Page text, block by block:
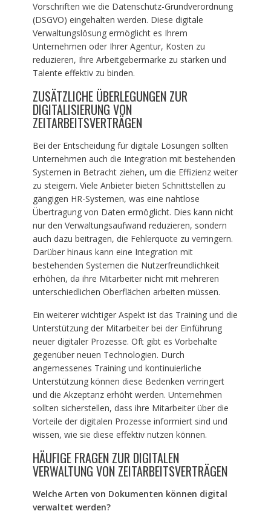
Vorschriften wie die Datenschutz-Grundverordnung
(DSGVO) eingehalten werden. Diese digitale
Verwaltungslösung ermöglicht es Ihrem
Unternehmen oder Ihrer Agentur, Kosten zu
reduzieren, Ihre Arbeitgebermarke zu stärken und
Talente effektiv zu binden.
ZUSÄTZLICHE ÜBERLEGUNGEN ZUR
DIGITALISIERUNG VON
ZEITARBEITSVERTRÄGEN
Bei der Entscheidung für digitale Lösungen sollten
Unternehmen auch die Integration mit bestehenden
Systemen in Betracht ziehen, um die Effizienz weiter
zu steigern. Viele Anbieter bieten Schnittstellen zu
gängigen HR-Systemen, was eine nahtlose
Übertragung von Daten ermöglicht. Dies kann nicht
nur den Verwaltungsaufwand reduzieren, sondern
auch dazu beitragen, die Fehlerquote zu verringern.
Darüber hinaus kann eine Integration mit
bestehenden Systemen die Nutzerfreundlichkeit
erhöhen, da ihre Mitarbeiter nicht mit mehreren
unterschiedlichen Oberflächen arbeiten müssen.
Ein weiterer wichtiger Aspekt ist das Training und die
Unterstützung der Mitarbeiter bei der Einführung
neuer digitaler Prozesse. Oft gibt es Vorbehalte
gegenüber neuen Technologien. Durch
angemessenes Training und kontinuierliche
Unterstützung können diese Bedenken verringert
und die Akzeptanz erhöht werden. Unternehmen
sollten sicherstellen, dass ihre Mitarbeiter über die
Vorteile der digitalen Prozesse informiert sind und
wissen, wie sie diese effektiv nutzen können.
HÄUFIGE FRAGEN ZUR DIGITALEN
VERWALTUNG VON ZEITARBEITSVERTRÄGEN
Welche Arten von Dokumenten können digital
verwaltet werden?